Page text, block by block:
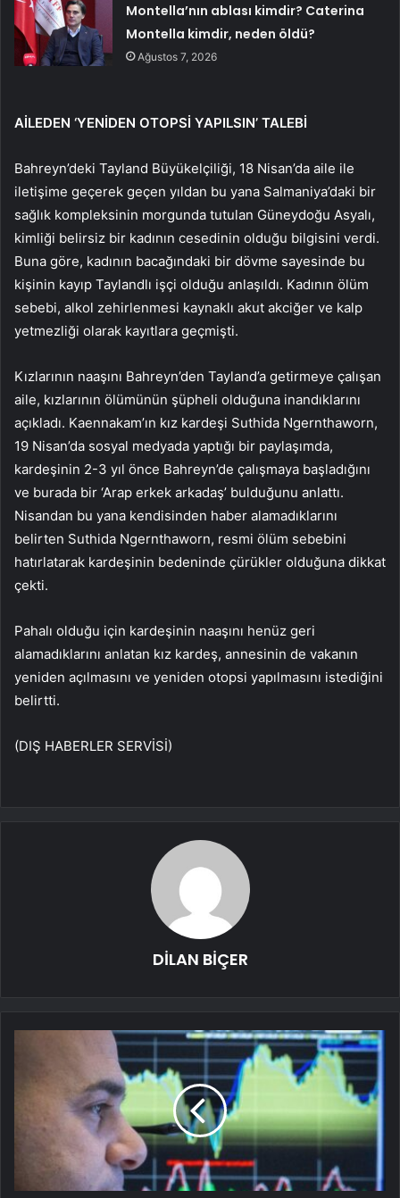
Montella’nın ablası kimdir? Caterina
Montella kimdir, neden öldü?
Ağustos 7, 2026
AİLEDEN ‘YENİDEN OTOPSİ YAPILSIN’ TALEBİ
Bahreyn’deki Tayland Büyükelçiliği, 18 Nisan’da aile ile
iletişime geçerek geçen yıldan bu yana Salmaniya’daki bir
sağlık kompleksinin morgunda tutulan Güneydoğu Asyalı,
kimliği belirsiz bir kadının cesedinin olduğu bilgisini verdi.
Buna göre, kadının bacağındaki bir dövme sayesinde bu
kişinin kayıp Taylandlı işçi olduğu anlaşıldı. Kadının ölüm
sebebi, alkol zehirlenmesi kaynaklı akut akciğer ve kalp
yetmezliği olarak kayıtlara geçmişti.
Kızlarının naaşını Bahreyn’den Tayland’a getirmeye çalışan
aile, kızlarının ölümünün şüpheli olduğuna inandıklarını
açıkladı. Kaennakam’ın kız kardeşi Suthida Ngernthaworn,
19 Nisan’da sosyal medyada yaptığı bir paylaşımda,
kardeşinin 2-3 yıl önce Bahreyn’de çalışmaya başladığını
ve burada bir ‘Arap erkek arkadaş’ bulduğunu anlattı.
Nisandan bu yana kendisinden haber alamadıklarını
belirten Suthida Ngernthaworn, resmi ölüm sebebini
hatırlatarak kardeşinin bedeninde çürükler olduğuna dikkat
çekti.
Pahalı olduğu için kardeşinin naaşını henüz geri
alamadıklarını anlatan kız kardeş, annesinin de vakanın
yeniden açılmasını ve yeniden otopsi yapılmasını istediğini
belirtti.
(DIŞ HABERLER SERVİSİ)
DİLAN BİÇER